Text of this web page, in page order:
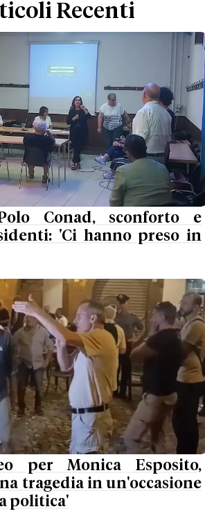
Recenti
Conad, sconforto e
'Ci hanno preso in
per Monica Esposito,
tragedia in un'occasione
politica'